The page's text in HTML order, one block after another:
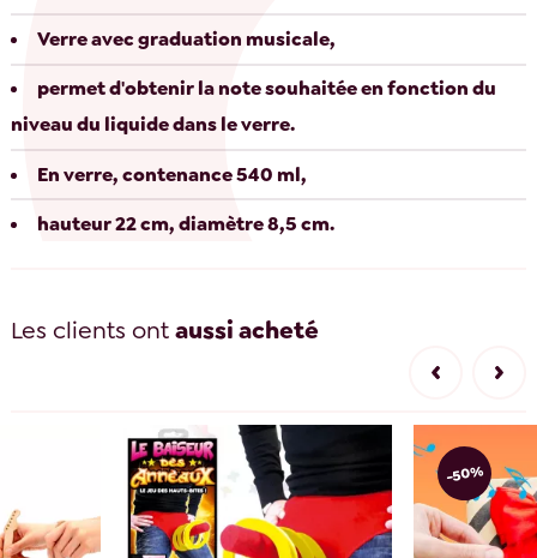
Verre avec graduation musicale,
permet d'obtenir la note souhaitée en fonction du
niveau du liquide dans le verre.
En verre, contenance 540 ml,
hauteur 22 cm, diamètre 8,5 cm.
Les clients ontaussi acheté
-50%